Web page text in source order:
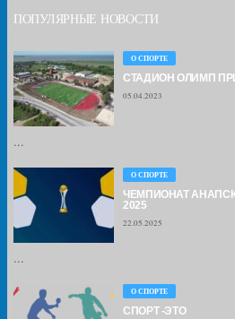
ПОПУЛЯРНЫЕ НОВОСТИ
О СПОРТЕ
СТАДИОН ОЛИМП
05.04.2023
...
О СПОРТЕ
ЧЕМПИОНАТ
2025
22.05.2025
...
О СПОРТЕ
СПОРТ -ЭТО